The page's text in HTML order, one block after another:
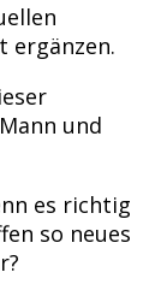
ergänzen.
und
es richtig
so neues